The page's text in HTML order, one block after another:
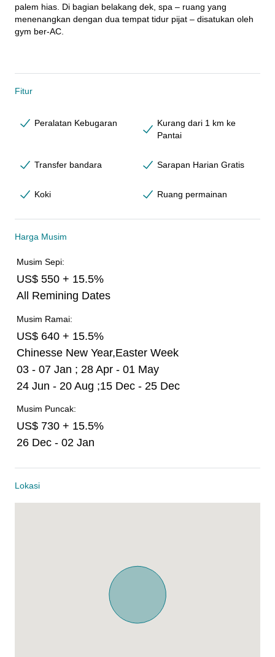
palem hias. Di bagian belakang dek, spa – ruang yang
menenangkan dengan dua tempat tidur pijat – disatukan oleh
gym ber-AC.
Fitur
Peralatan Kebugaran
Kurang dari 1 km ke
Pantai
Transfer bandara Sarapan Harian Gratis
Koki Ruang permainan
Harga Musim
Musim Sepi:
US$ 550 + 15.5%
All Remining Dates
Musim Ramai:
US$ 640 + 15.5%
Chinesse New Year,Easter Week
03 - 07 Jan ; 28 Apr - 01 May
24 Jun - 20 Aug ;15 Dec - 25 Dec
Musim Puncak:
US$ 730 + 15.5%
26 Dec - 02 Jan
Lokasi